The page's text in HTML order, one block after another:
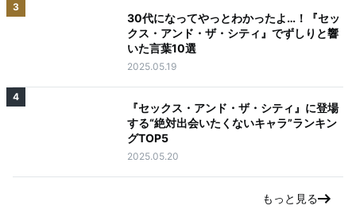
3
30代になってやっとわかったよ…！『セッ
クス・アンド・ザ・シティ』でずしりと響
いた言葉10選
2025.05.19
4
『セックス・アンド・ザ・シティ』に登場
する“絶対出会いたくないキャラ”ランキン
グTOP5
2025.05.20
もっと見る